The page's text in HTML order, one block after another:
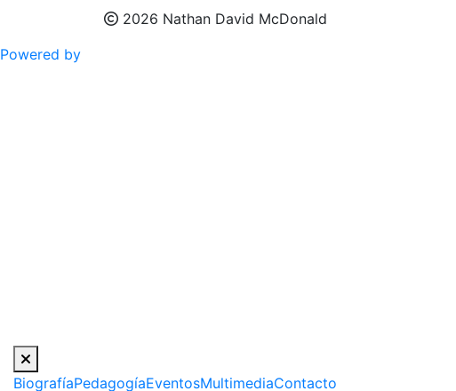
2026 Nathan David McDonald
Powered by
BiografíaPedagogíaEventosMultimediaContacto